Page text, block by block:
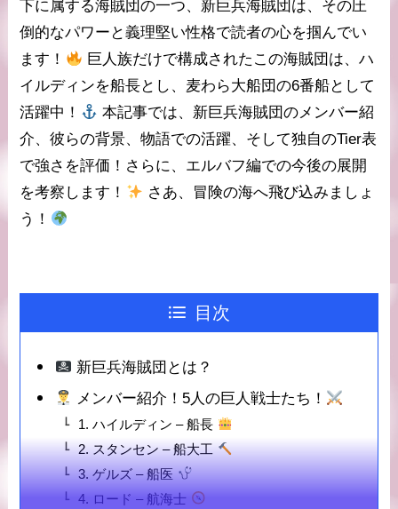
下に属する海賊団の一つ、 新巨兵海賊団 は、その圧
倒的なパワーと義理堅い性格で読者の心を掴んでい
ます！
巨人族だけで構成されたこの海賊団は、 ハ
イルディンを船長とし、 麦わら大船団の6番船として
活躍中！
本記事では、新巨兵海賊団のメンバー紹
介、彼らの背景、物語での活躍、そして独自のTier表
で強さを評価！さらに、エルバフ編での今後の展開
を考察します！
さあ、冒険の海へ飛び込みましょ
う！
目次
新巨兵海賊団とは？
メンバー紹介！5人の巨人戦士たち！
1. ハイルディン – 船長
2. スタンセン – 船大工
3. ゲルズ – 船医
4. ロード – 航海士